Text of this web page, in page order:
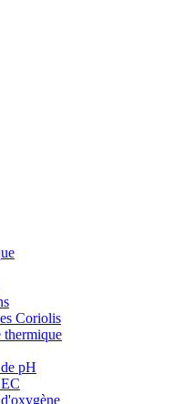
Coriolis
thermique
pH